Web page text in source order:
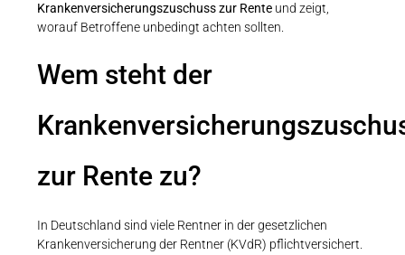
Krankenversicherungszuschuss zur Renteund zeigt,
worauf Betroffene unbedingt achten sollten.
Wem steht der
zur Rente zu?
In Deutschland sind viele Rentner in der gesetzlichen
Krankenversicherung der Rentner (KVdR) pflichtversichert.